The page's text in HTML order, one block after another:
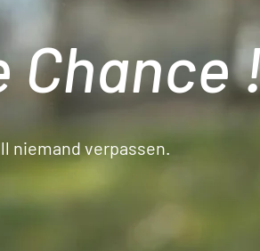
Chance
niemand verpassen.